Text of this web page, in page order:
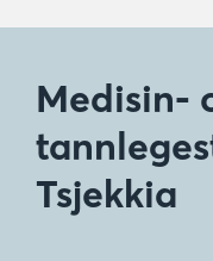
Medisin-
Tsjekkia